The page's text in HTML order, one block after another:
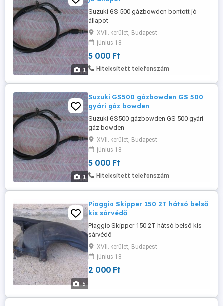
1
Suzuki GS 500 gázbowden bontott jó
állapot
XVII. kerület, Budapest
június 18
5 000 Ft
Hitelesített telefonszám
1
Suzuki GS500 gázbowden GS 500
gyári gáz bowden
Suzuki GS500 gázbowden GS 500 gyári
gáz bowden
XVII. kerület, Budapest
június 18
5 000 Ft
Hitelesített telefonszám
5
Piaggio Skipper 150 2T hátsó belső
kis sárvédő
Piaggio Skipper 150 2T hátsó belső kis
sárvédő
XVII. kerület, Budapest
június 18
2 000 Ft